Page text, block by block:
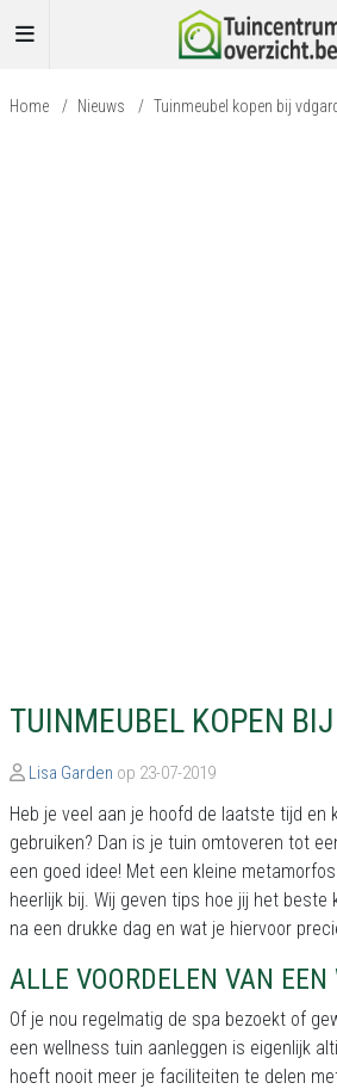
Home / Nieuws / Tuinmeubel kopen bij
TUINMEUBEL KOPEN
Lisa Garden op 23-07-2019
Heb je veel aan je hoofd de laatste tijd en
gebruiken? Dan is je tuin omtoveren tot
een goed idee! Met een kleine
heerlijk bij. Wij geven tips hoe jij het beste
na een drukke dag en wat je hiervoor
ALLE VOORDELEN VAN
Of je nou regelmatig de spa bezoekt of
een wellness tuin aanleggen is eigenlijk
hoeft nooit meer je faciliteiten te delen